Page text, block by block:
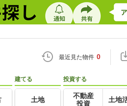
最近見た物件 0
建てる
土地
投資する
不動産
投資
土地